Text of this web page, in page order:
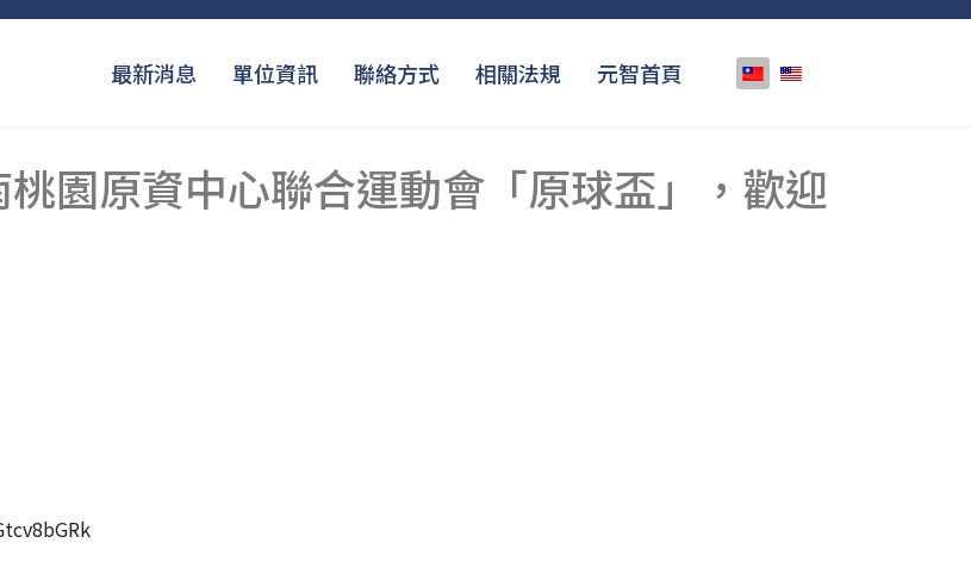
最新消息 單位資訊 聯絡方式 相關法規 元智首頁 選擇你的語言
桃園原資中心聯合運動會「原球盃」，歡迎